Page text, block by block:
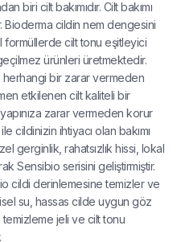
biri cilt bakımıdır. Cilt bakımı
cildin nem dengesini
cilt tonu eşitleyici
ürünleri üretmektedir.
bir zarar vermeden
etkilenen cilt kaliteli bir
zarar vermeden korur
cildinizin ihtiyacı olan bakımı
gerginlik, rahatsızlık hissi, lokal
Sensibio serisini geliştirmiştir.
cildi derinlemesine temizler ve
su, hassas cilde uygun göz
jeli ve cilt tonu